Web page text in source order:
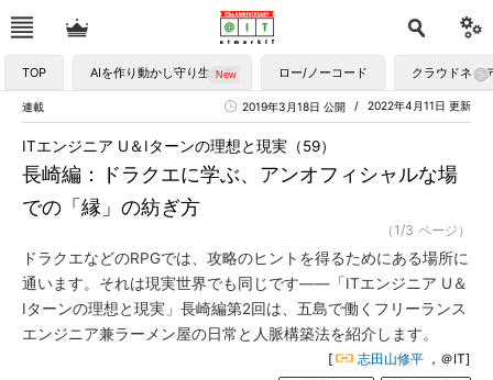
TOP AIを作り動かし守り生かす ロー/ノーコード クラウドネイ
連載 2022年4月11日 更新
2019年3月18日 公開
長崎編：ドラクエに学ぶ、アンオフィシャルな場
での「縁」の紡ぎ方
ITエンジニア U＆Iターンの理想と現実（59）
（1/3 ページ）
ドラクエなどのRPGでは、攻略のヒントを得るためにある場所に
通います。それは現実世界でも同じです――「ITエンジニア U＆
Iターンの理想と現実」長崎編第2回は、五島で働くフリーランス
エンジニア兼ラーメン屋の日常と人脈構築法を紹介します。
[ 志田山修平 ，＠IT]